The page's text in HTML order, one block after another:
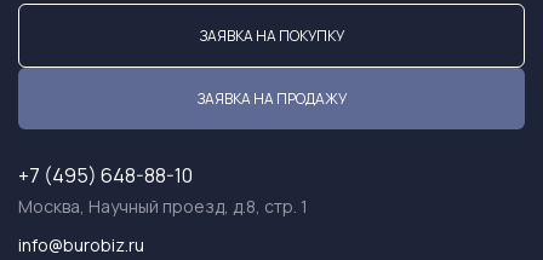
ЗАЯВКА НА ПОКУПКУ
ЗАЯВКА НА ПРОДАЖУ
+7 (495) 648-88-10
Москва, Научный проезд, д.8, стр. 1
info@burobiz.ru